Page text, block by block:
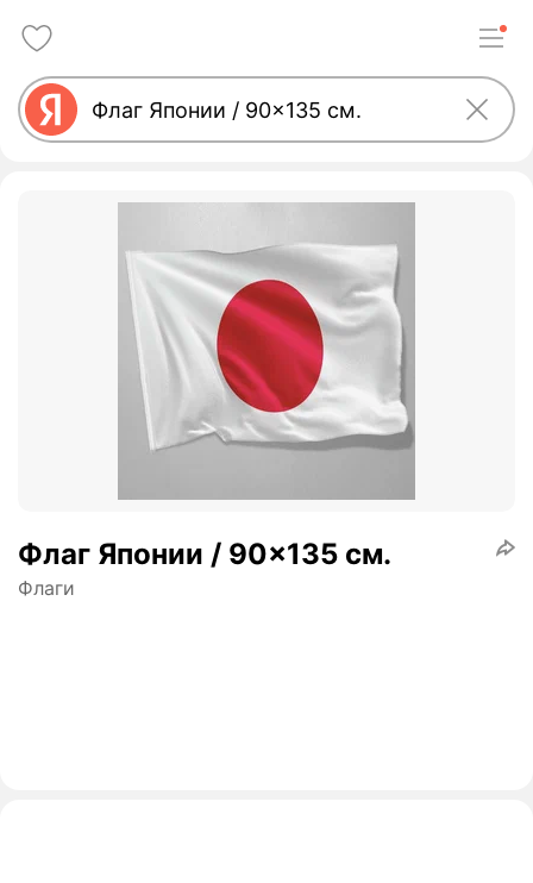
Флаг Японии / 90x135 см.
Флаги